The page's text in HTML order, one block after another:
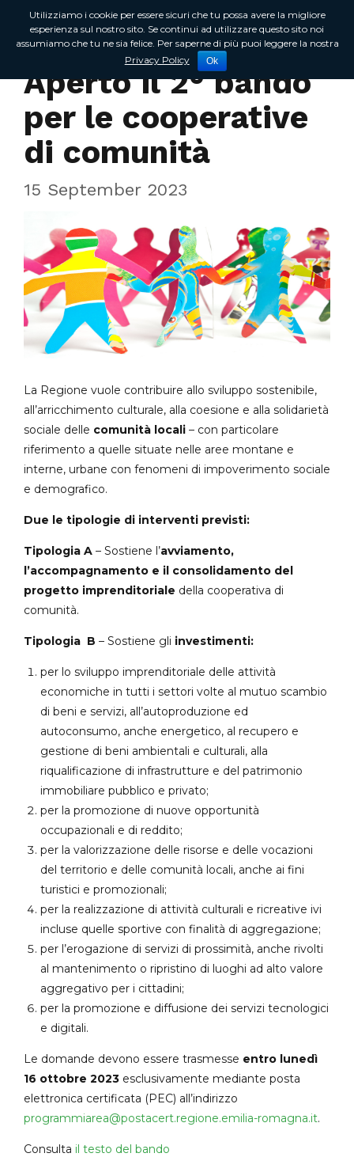
In Regione
Aperto il 2° bando
per le cooperative
di comunità
15 September 2023
La Regione vuole contribuire allo sviluppo sostenibile,
all’arricchimento culturale, alla coesione e alla solidarietà
sociale delle comunità locali – con particolare
riferimento a quelle situate nelle aree montane e
interne, urbane con fenomeni di impoverimento sociale
e demografico.
Due le tipologie di interventi previsti:
Tipologia A – Sostiene l’avviamento,
l’accompagnamento e il consolidamento del
progetto imprenditoriale della cooperativa di
comunità.
Tipologia B – Sostiene gli investimenti:
per lo sviluppo imprenditoriale delle attività
economiche in tutti i settori volte al mutuo scambio
di beni e servizi, all’autoproduzione ed
autoconsumo, anche energetico, al recupero e
gestione di beni ambientali e culturali, alla
riqualificazione di infrastrutture e del patrimonio
immobiliare pubblico e privato;
per la promozione di nuove opportunità
occupazionali e di reddito;
per la valorizzazione delle risorse e delle vocazioni
del territorio e delle comunità locali, anche ai fini
turistici e promozionali;
per la realizzazione di attività culturali e ricreative ivi
incluse quelle sportive con finalità di aggregazione;
per l’erogazione di servizi di prossimità, anche rivolti
al mantenimento o ripristino di luoghi ad alto valore
aggregativo per i cittadini;
per la promozione e diffusione dei servizi tecnologici
e digitali.
Le domande devono essere trasmesse entro lunedì
16 ottobre 2023 esclusivamente mediante posta
elettronica certificata (PEC) all’indirizzo
programmiarea@postacert.regione.emilia-romagna.it.
Consulta il testo del bando
Utilizziamo i cookie per essere sicuri che tu possa avere la migliore
esperienza sul nostro sito. Se continui ad utilizzare questo sito noi
assumiamo che tu ne sia felice. Per saperne di più puoi leggere la nostra
Privacy Policy
Ok